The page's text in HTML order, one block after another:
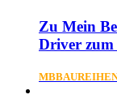
Zu Mein
Driver zum